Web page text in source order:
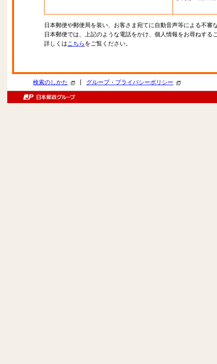
日本郵便や郵便局を装い、お客さま宛てに自動音声等による不審
日本郵便では、上記のような電話をかけ、個人情報をお尋ねする
詳しくはこちら をご覧ください。
検索のしかた グループ・プライバシーポリシー